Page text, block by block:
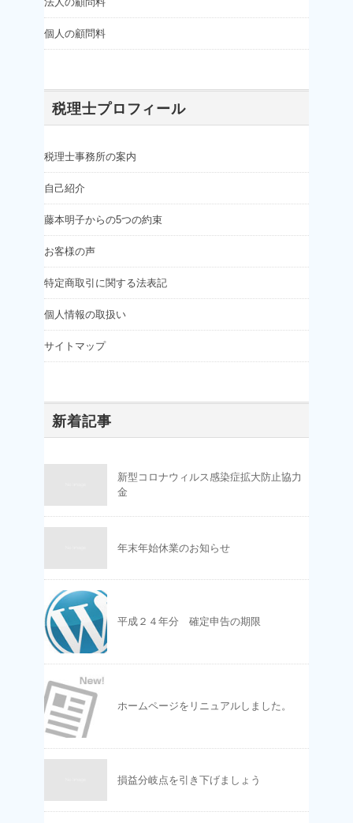
個人の顧問料
税理士プロフィール
税理士事務所の案内
自己紹介
藤本明子からの5つの約束
お客様の声
特定商取引に関する法表記
個人情報の取扱い
サイトマップ
新着記事
新型コロナウィルス感染症拡大防止協力
金
年末年始休業のお知らせ
平成２４年分 確定申告の期限
ホームページをリニュアルしました。
損益分岐点を引き下げましょう